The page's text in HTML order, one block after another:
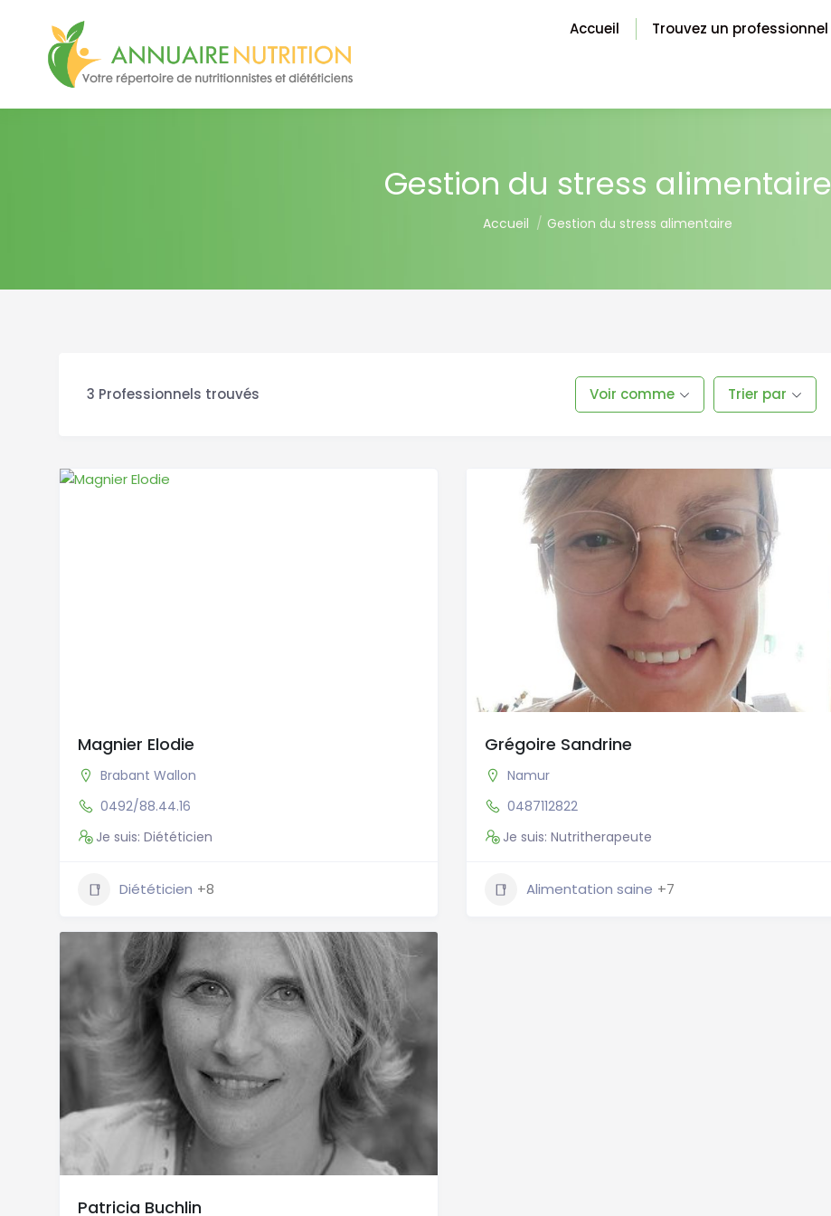
Accueil Trouvez un professionnel
Gestion du stress alimentaire
You are here:
Accueil Gestion du stress alimentaire
3 Professionnels trouvés Voir comme Trier par
Magnier Elodie
Brabant Wallon
0492/88.44.16
Je suis: Diététicien
Diététicien +8
Grégoire Sandrine
Namur
0487112822
Je suis: Nutritherapeute
Alimentation saine +7
Patricia Buchlin